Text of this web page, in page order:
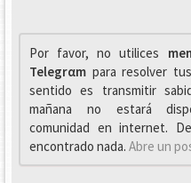
Por favor, no utilices
Telegrαm para resolver
sentido es transmitir
mañana no estará
comunidad en internet.
encontrado nada. Abre un